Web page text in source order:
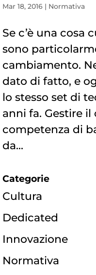
Mar 18, 2016 | Normativa
Se c’è una cosa
sono
cambiamento.
dato di fatto, e
lo stesso set di
anni fa. Gestire
competenza di
da...
Categorie
Cultura
Dedicated
Innovazione
Normativa